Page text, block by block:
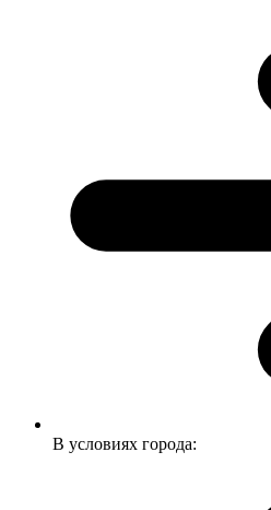
В условиях города: